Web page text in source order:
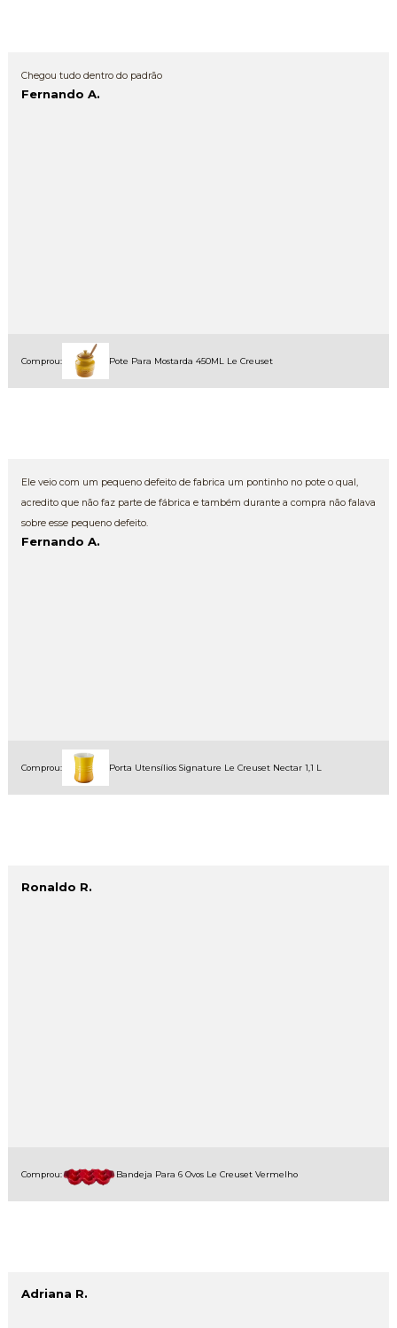
Chegou tudo dentro do padrão
Fernando A.
Comprou: Pote Para Mostarda 450ML Le Creuset
Ele veio com um pequeno defeito de fabrica um pontinho no pote o qual,
acredito que não faz parte de fábrica e também durante a compra não falava
sobre esse pequeno defeito.
Fernando A.
Comprou: Porta Utensílios Signature Le Creuset Nectar 1,1 L
Ronaldo R.
Comprou: Bandeja Para 6 Ovos Le Creuset Vermelho
Adriana R.